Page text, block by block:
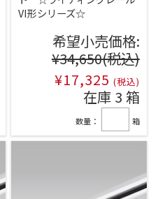
VI形シリーズ☆
希望小売価格:
¥34,650(税込)
¥17,325 (税込)
在庫 3 箱
数量： 箱